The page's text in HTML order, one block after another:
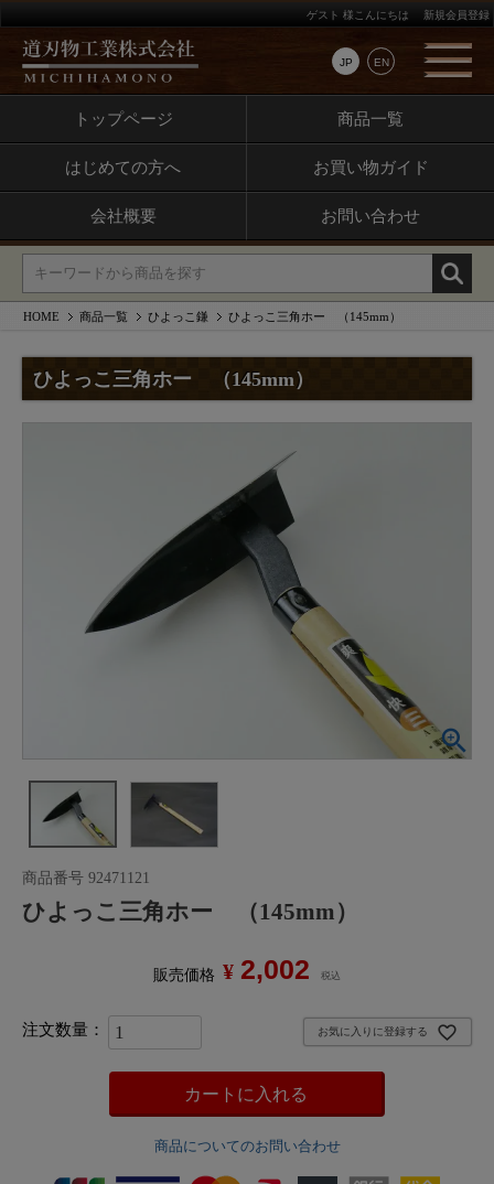
JP EN
ゲスト 様こんにちは 新規会員登録
トップページ 商品一覧
はじめての方へ お買い物ガイド
会社概要 お問い合わせ
HOME 商品一覧 ひよっこ鎌 ひよっこ三角ホー （145mm）
ひよっこ三角ホー （145mm）
商品番号 92471121
ひよっこ三角ホー （145mm）
販売価格 ¥ 2,002 税込
お気に入りに登録する
カートに入れる
商品についてのお問い合わせ